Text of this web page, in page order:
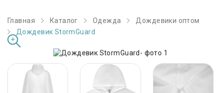
Главная Каталог Одежда
Дождевики оптом
Дождевик StormGuard